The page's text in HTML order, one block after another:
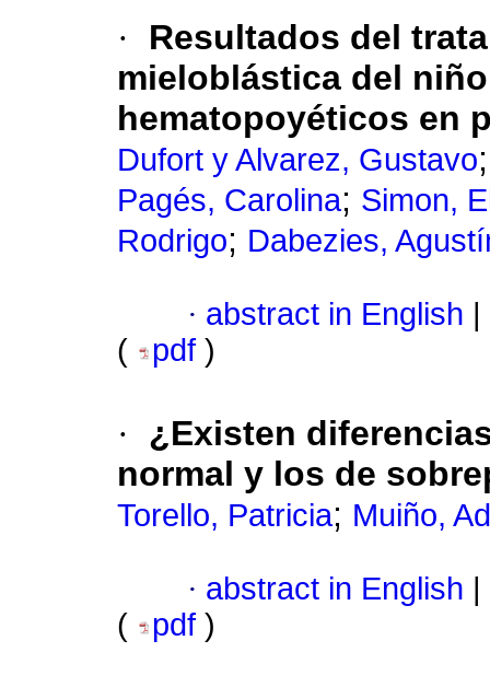
·
Resultados del
mieloblástica del
hematopoyéticos en
Dufort y Alvarez, Gustavo
Pagés, Carolina; Simon,
Rodrigo; Dabezies,
· abstract in English
(
pdf )
·
¿Existen
normal y los de
Torello, Patricia; Muiño,
· abstract in English
(
pdf )